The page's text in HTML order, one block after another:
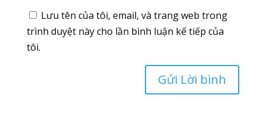
Lưu tên của tôi, email, và trang web trong
trình duyệt này cho lần bình luận kế tiếp của
tôi.